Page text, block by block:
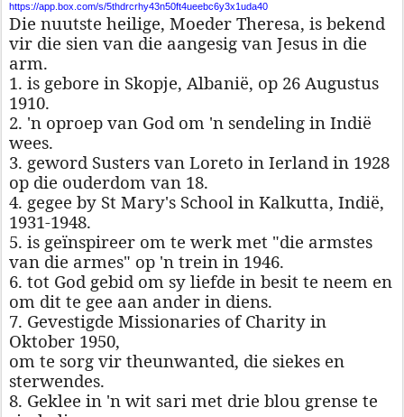
https://app.box.com/s/5thdrcrhy43n50ft4ueebc6y3x1uda40
Die nuutste heilige, Moeder Theresa, is bekend
vir die sien van die aangesig van Jesus in die
arm.
1. is gebore in Skopje, Albanië, op 26 Augustus
1910.
2. 'n oproep van God om 'n sendeling in Indië
wees.
3. geword Susters van Loreto in Ierland in 1928
op die ouderdom van 18.
4. gegee by St Mary's School in Kalkutta, Indië,
1931-1948.
5. is geïnspireer om te werk met "die armstes
van die armes" op 'n trein in 1946.
6. tot God gebid om sy liefde in besit te neem en
om dit te gee aan ander in diens.
7. Gevestigde Missionaries of Charity in
Oktober 1950,
om te sorg vir theunwanted, die siekes en
sterwendes.
8. Geklee in 'n wit sari met drie blou grense te